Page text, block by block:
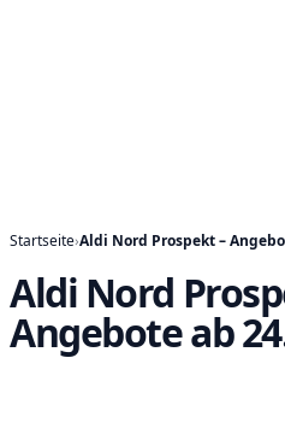
Startseite›Aldi Nord Prospekt –
Aldi Nord
Angebote ab